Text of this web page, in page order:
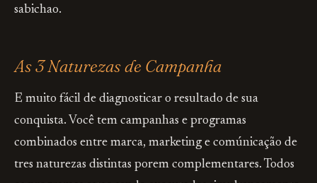
sabichao.
As 3 Naturezas de Campanha
E muito fácil de diagnosticar o resultado de sua
conquista. Você tem campanhas e programas
combinados entre marca, marketing e comúnicação de
tres naturezas distintas porem complementares. Todos